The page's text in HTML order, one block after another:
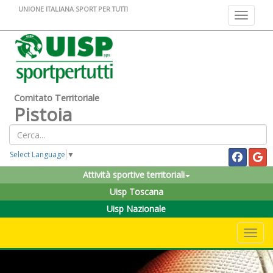
Toggle
UNIONE ITALIANA SPORT PER TUTTI
Comitato Territoriale
Pistoia
Select Language ▼
Attività sportive territoriali
Uisp Toscana
Uisp Nazionale